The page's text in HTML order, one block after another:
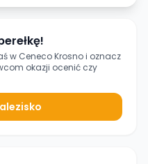
w Ceneco Krosnoi oznacz
okazji ocenić czy